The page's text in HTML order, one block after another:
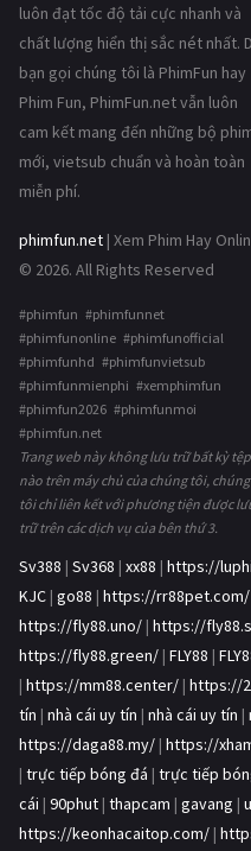
luôn đạt tốc độ tải cực nhanh và
chất lượng hiển thị sắc nét nhất.
bạn gọi chúng tôi là PhimFun hay
Phim Fun, PhimFun.net vẫn luôn
cam kết mang đến những bộ
mới, vietsub chuẩn và hoàn toàn
miễn phí.
phimfun.net | Xem Phim Hay
© 2026. All Rights Reserved
#phimfun #phimfunnet
#phimfunonline #phimfunofficial
#phimfunhd #phimfunvietsub
#phimfunmienphi #xemphimfun
#phimfun2026 #phimfunmoi
#phimfun.net
Trang web này không lưu trữ bất kỳ tệp
nào trên máy chủ của chúng tôi, chúng
tôi chỉ liên kết với phương tiện được
trữ trên các dịch vụ của bên thứ 3.
Sv388 | Sv368 | xx88 | https://
KJC | go88 | https://rr88pet.com/
https://fly88.uno/ | https://
https://fly88.green/ | FLY88 |
| https://mm88.center/ | https://
tín | nhà cái uy tín | nhà cái uy tín |
https://daga88.my/ | https://
| trực tiếp bóng đá | trực tiếp
cái | 90phut | thapcam | gavang |
https://keonhacaitop.com/ |